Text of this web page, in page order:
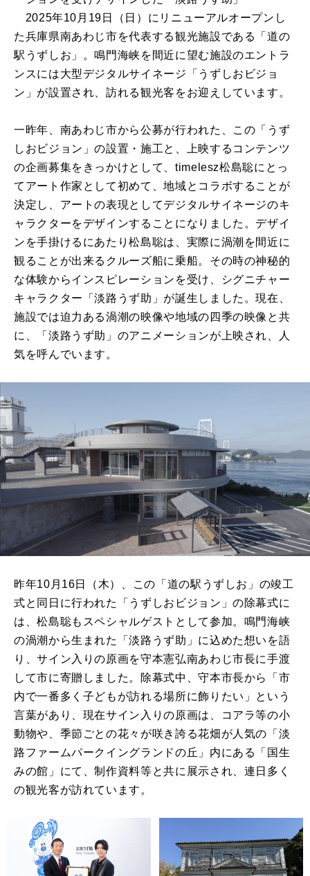
2025年10月19日（日）にリニューアルオープンし
た兵庫県南あわじ市を代表する観光施設である「道の
駅うずしお」。鳴門海峡を間近に望む施設のエントラ
ンスには大型デジタルサイネージ「うずしおビジョ
ン」が設置され、訪れる観光客をお迎えしています。
一昨年、南あわじ市から公募が行われた、この「うず
しおビジョン」の設置・施工と、上映するコンテンツ
の企画募集をきっかけとして、timelesz松島聡にとっ
てアート作家として初めて、地域とコラボすることが
決定し、アートの表現としてデジタルサイネージのキ
ャラクターをデザインすることになりました。デザイ
ンを手掛けるにあたり松島聡は、実際に渦潮を間近に
観ることが出来るクルーズ船に乗船。その時の神秘的
な体験からインスピレーションを受け、シグニチャー
キャラクター「淡路うず助」が誕生しました。現在、
施設では迫力ある渦潮の映像や地域の四季の映像と共
に、「淡路うず助」のアニメーションが上映され、人
気を呼んでいます。
昨年10月16日（木）、この「道の駅うずしお」の竣工
式と同日に行われた「うずしおビジョン」の除幕式に
は、松島聡もスペシャルゲストとして参加。鳴門海峡
の渦潮から生まれた「淡路うず助」に込めた想いを語
り、サイン入りの原画を守本憲弘南あわじ市長に手渡
して市に寄贈しました。除幕式中、守本市長から「市
内で一番多く子どもが訪れる場所に飾りたい」という
言葉があり、現在サイン入りの原画は、コアラ等の小
動物や、季節ごとの花々が咲き誇る花畑が人気の「淡
路ファームパークイングランドの丘」内にある「国生
みの館」にて、制作資料等と共に展示され、連日多く
の観光客が訪れています。